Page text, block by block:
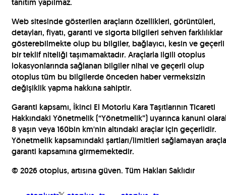
tanıtım yapılmaz.
Web sitesinde gösterilen araçların özellikleri, görüntüleri,
detayları, fiyatı, garanti ve sigorta bilgileri sehven farklılıklar
gösterebilmekte olup bu bilgiler, bağlayıcı, kesin ve geçerli
bir teklif niteliği taşımamaktadır. Araçlarla ilgili otoplus
lokasyonlarında sağlanan bilgiler nihai ve geçerli olup
otoplus tüm bu bilgilerde önceden haber vermeksizin
değişiklik yapma hakkına sahiptir.
Garanti kapsamı, İkinci El Motorlu Kara Taşıtlarının Ticareti
Hakkındaki Yönetmelik (“Yönetmelik”) uyarınca kanuni
8 yaşın veya 160bin km'nin altındaki araçlar için geçerlidir.
Yönetmelik kapsamındaki şartları/limitleri sağlamayan
garanti kapsamına girmemektedir.
© 2026 otoplus, artısına güven. Tüm Hakları Saklıdır